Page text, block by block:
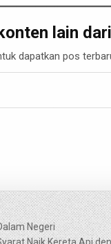
lain
dapatkan pos
Negeri
Naik Kereta Api